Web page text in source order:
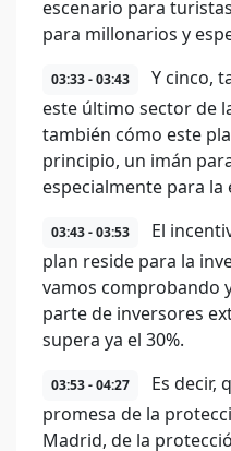
escenario para
para millonarios y
03:33 - 03:43
Y cinco,
este último sector de
también cómo este
principio, un imán
especialmente para
03:43 - 03:53
El
plan reside para la
vamos comprobando
parte de inversores
supera ya el 30%.
03:53 - 04:27
Es decir,
promesa de la
Madrid, de la